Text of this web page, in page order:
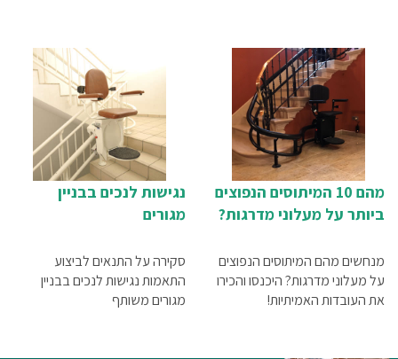
מהם 10 המיתוסים הנפוצים
ביותר על מעלוני מדרגות?
מנחשים מהם המיתוסים הנפוצים
על מעלוני מדרגות? היכנסו והכירו
את העובדות האמיתיות!
נגישות לנכים בבניין
מגורים
סקירה על התנאים לביצוע
התאמות נגישות לנכים בבניין
מגורים משותף